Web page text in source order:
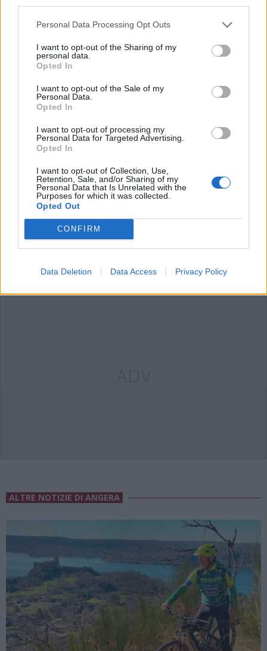
Personal Data Processing Opt Outs
I want to opt-out of the Sharing of my
personal data.
Opted In
I want to opt-out of the Sale of my
Personal Data.
Opted In
I want to opt-out of processing my
Personal Data for Targeted Advertising.
Opted In
I want to opt-out of Collection, Use,
Retention, Sale, and/or Sharing of my
Personal Data that Is Unrelated with the
Purposes for which it was collected.
Opted Out
CONFIRM
Data Deletion Data Access Privacy Policy
ADV
Commenti
Accedioregistratiper commentare questo
articolo.
commento esprime il pensiero dell'autore e non rappresenta la linea editoriale
di VareseNews.it, che rimane autonoma e indipendente. I messaggi inclusi nei
commenti non sono testi giornalistici, ma post inviati dai singoli lettori che
che includano uno o più link a siti esterni verranno rimossi in automatico dal
ALTRE NOTIZIE DI ANGERA